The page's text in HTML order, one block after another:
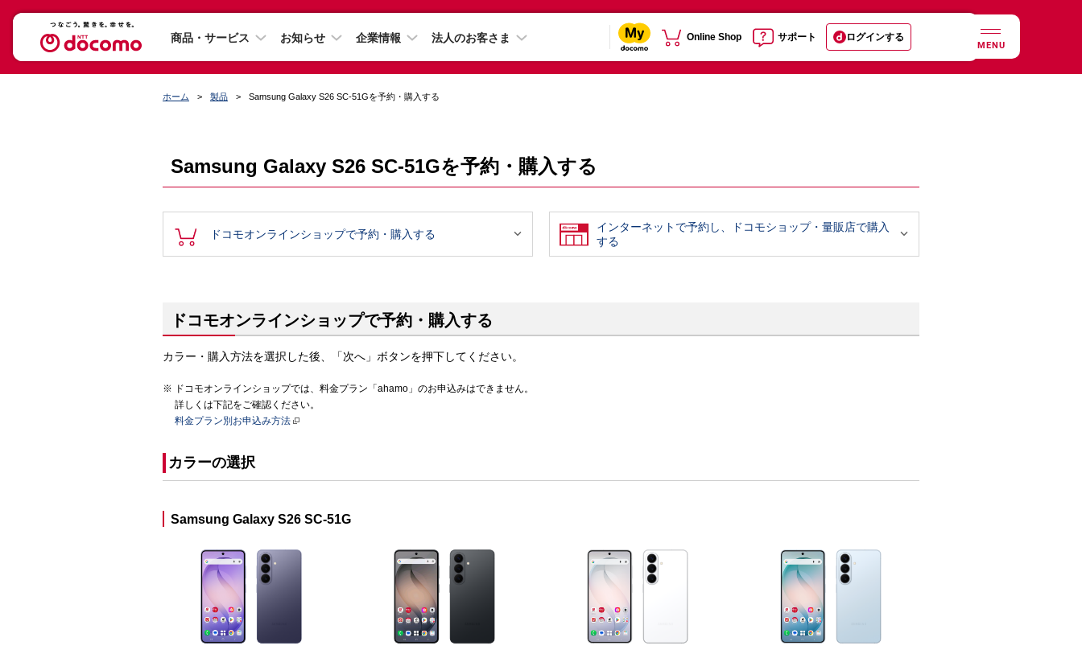
商品・サービス お知らせ 企業情報 法人のお客さま Online Shop サポート ログインする
MENU
ホーム 製品 Samsung Galaxy S26 SC-51Gを予約・購入する
Samsung Galaxy S26 SC-51Gを予約・購入する
ドコモオンラインショップで予約・購入する 
インターネットで予約し、ドコモショップ・量販店で購入
する

ドコモオンラインショップで予約・購入する
カラー・購入方法を選択した後、「次へ」ボタンを押下してください。
ドコモオンラインショップでは、料金プラン「ahamo」のお申込みはできません。
詳しくは下記をご確認ください。
料金プラン別お申込み方法
カラーの選択
Samsung Galaxy S26 SC-51G